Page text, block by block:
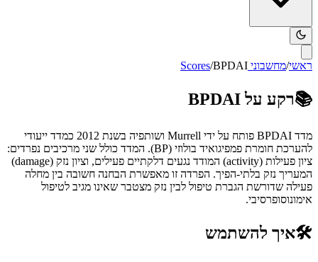
ראשי/מחשבוני Scores /BPDAI
📚רקע עלBPDAI
מדד BPDAI פותח על ידי Murrell ושותפיה בשנת 2012 כמדד ייעודי
להערכת חומרת פמפיגואיד בולוזי (BP). המדד כולל שני מרכיבים נפרדים:
ציון פעילות (activity) המודד נגעים דלקתיים פעילים, וציון נזק (damage)
המעריך נזק בלתי-הפיך. הפרדה זו מאפשרת הבחנה חשובה בין מחלה
פעילה שדורשת הגברת טיפול לבין נזק מצטבר שאינו מגיב לטיפול
אימונוסופרסיבי.
🛠️איך להשתמש